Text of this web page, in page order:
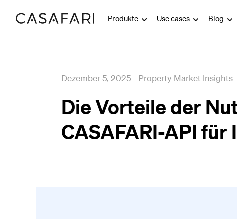
Produkte Use cases Blog
Dezember 5, 2025 - Property Market Insights
Die Vorteile der
CASAFARI-API